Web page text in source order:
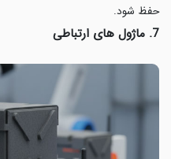
حفظ شود.
7. ماژول های ارتباطی